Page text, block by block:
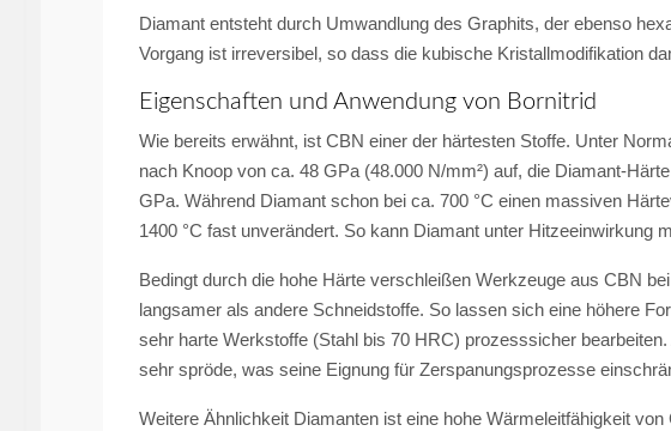
Diamant entsteht durch Umwandlung des Graphits, der ebenso
Vorgang ist irreversibel, so dass die kubische Kristallmodifikation
Eigenschaften und Anwendung von Bornitrid
Wie bereits erwähnt, ist CBN einer der härtesten Stoffe. Unter
nach Knoop von ca. 48 GPa (48.000 N/mm²) auf, die Diamant-
GPa. Während Diamant schon bei ca. 700 °C einen massiven
1400 °C fast unverändert. So kann Diamant unter Hitzeeinwirkung
Bedingt durch die hohe Härte verschleißen Werkzeuge aus CBN
langsamer als andere Schneidstoffe. So lassen sich eine höhere
sehr harte Werkstoffe (Stahl bis 70 HRC) prozesssicher
sehr spröde, was seine Eignung für Zerspanungsprozesse
Weitere Ähnlichkeit Diamanten ist eine hohe Wärmeleitfähigkeit